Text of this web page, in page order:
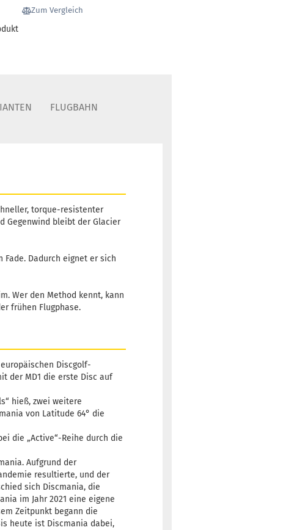
Bläulich
Lila/Violett
1
Zum Vergleich
FLUGBAHN
torque-resistenter
Gegenwind bleibt der Glacier
Dadurch eignet er sich
Wer den Method kennt, kann
frühen Flugphase.
Discgolf-
der MD1 die erste Disc auf
hieß, zwei weitere
von Latitude 64° die
die „Active“-Reihe durch die
Aufgrund der
resultierte, und der
sich Discmania, die
im Jahr 2021 eine eigene
Zeitpunkt begann die
heute ist Discmania dabei,